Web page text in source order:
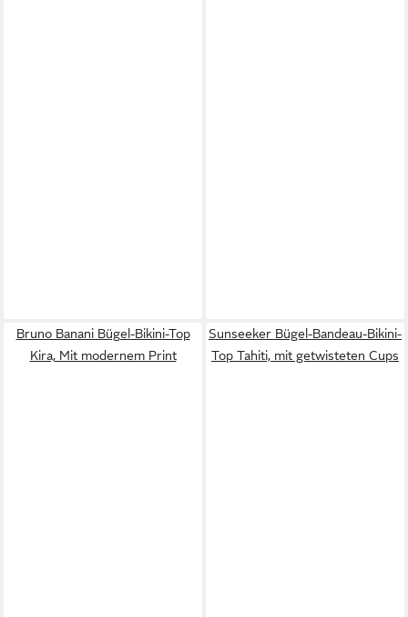
Bruno Banani Bügel-Bikini-Top
Kira, Mit modernem Print
Sunseeker Bügel-Bandeau-Bikini-
Top Tahiti, mit getwisteten Cups